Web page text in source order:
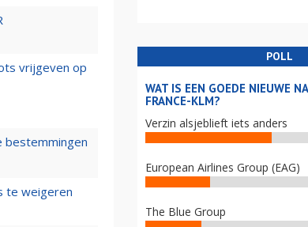
vrijgeven op
bestemmingen
te weigeren
POLL
WAT IS EEN GOEDE NIEUWE
FRANCE-KLM?
Verzin alsjeblieft iets anders
European Airlines Group (EAG)
The Blue Group